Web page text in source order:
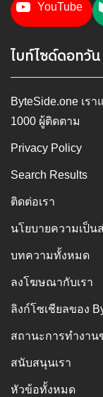
YouTube
ไบท์ไซด์ดอทวัน
ByteSide.one เร
1000 ผู้ติดตาม
Privacy Policy
Search Results
ติดต่อเรา
นโยบายความเป็น
บทความทั้งหมด
ลงโฆษณากับเรา
ลิงก์โซเชียลของ
สถานะการทำงาน
สนับสนุนเรา
หัวข้อทั้งหมด